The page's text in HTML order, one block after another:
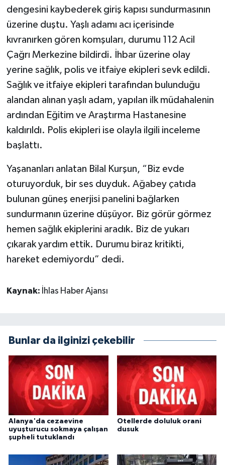
dengesini kaybederek giriş kapısı sundurmasının
üzerine duştu. Yaşlı adamı acı içerisinde
kıvranırken gören komşuları, durumu 112 Acil
Çağrı Merkezine bildirdi. İhbar üzerine olay
yerine sağlık, polis ve itfaiye ekipleri sevk edildi.
Sağlık ve itfaiye ekipleri tarafından bulunduğu
alandan alınan yaşlı adam, yapılan ilk müdahalenin
ardından Eğitim ve Araştırma Hastanesine
kaldırıldı. Polis ekipleri ise olayla ilgili inceleme
başlattı.
Yaşananları anlatan Bilal Kurşun, “Biz evde
oturuyorduk, bir ses duyduk. Ağabey çatıda
bulunan güneş enerjisi panelini bağlarken
sundurmanın üzerine düşüyor. Biz görür görmez
hemen sağlık ekiplerini aradık. Biz de yukarı
çıkarak yardım ettik. Durumu biraz kritikti,
hareket edemiyordu” dedi.
Kaynak: İhlas Haber Ajansı
Bunlar da ilginizi çekebilir
Alanya'da cezaevine
uyuşturucu sokmaya çalışan
şupheli tutuklandı
Otellerde doluluk orani
dusuk